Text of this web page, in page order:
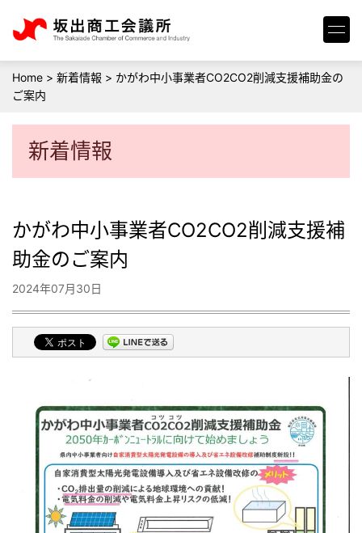
Home > 新着情報 > かがわ中小事業者CO2CO2削減支援補助金の
ご案内
新着情報
かがわ中小事業者CO2CO2削減支援補
助金のご案内
2024年07月30日